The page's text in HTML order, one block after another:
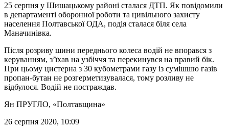
25 серпня у Шишацькому районі сталася ДТП. Як повідомили
в департаменті оборонної роботи та цивільного захисту
населення Полтавської ОДА, подія сталася біля села
Маначинівка.
Після розриву шини переднього колеса водій не впорався з
керуванням, з’їхав на узбіччя та перекинувся на правий бік.
При цьому цистерна з 30 кубометрами газу із сумішшю газів
пропан-бутан не розгерметизувалася, тому розливу не
відбулося. Водій не постраждав.
Ян ПРУГЛО, «Полтавщина»
26 серпня 2020, 10:09